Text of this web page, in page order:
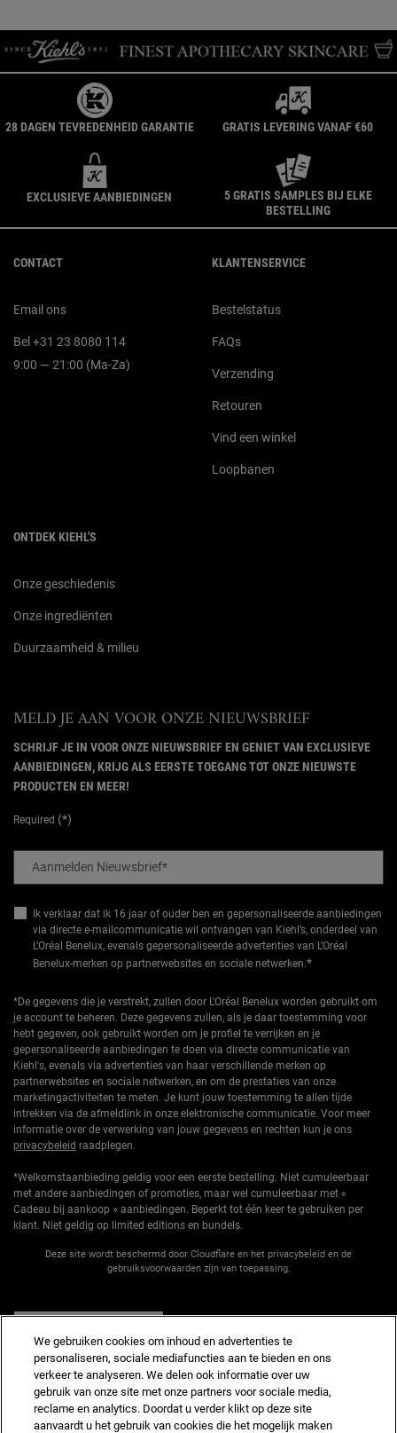
28 DAGEN TEVREDENHEID GARANTIE GRATIS LEVERING VANAF €60
EXCLUSIEVE AANBIEDINGEN
5 GRATIS SAMPLES BIJ ELKE
BESTELLING
CONTACT
Email ons
Bel +31 23 8080 114
9:00 — 21:00 (Ma-Za)
KLANTENSERVICE
Bestelstatus
FAQs
Verzending
Retouren
Vind een winkel
Loopbanen
ONTDEK KIEHL'S
Onze geschiedenis
Onze ingrediënten
Duurzaamheid & milieu
MELD JE AAN VOOR ONZE NIEUWSBRIEF
SCHRIJF JE IN VOOR ONZE NIEUWSBRIEF EN GENIET VAN EXCLUSIEVE
AANBIEDINGEN, KRIJG ALS EERSTE TOEGANG TOT ONZE NIEUWSTE
PRODUCTEN EN MEER!
Required (*)
Aanmelden Nieuwsbrief*
Ik verklaar dat ik 16 jaar of ouder ben en gepersonaliseerde aanbiedingen
via directe e-mailcommunicatie wil ontvangen van Kiehl’s, onderdeel van
L’Oréal Benelux, evenals gepersonaliseerde advertenties van L’Oréal
Benelux-merken op partnerwebsites en sociale netwerken.*
*De gegevens die je verstrekt, zullen door L'Oréal Benelux worden gebruikt om
je account te beheren. Deze gegevens zullen, als je daar toestemming voor
hebt gegeven, ook gebruikt worden om je profiel te verrijken en je
gepersonaliseerde aanbiedingen te doen via directe communicatie van
Kiehl's, evenals via advertenties van haar verschillende merken op
partnerwebsites en sociale netwerken, en om de prestaties van onze
marketingactiviteiten te meten. Je kunt jouw toestemming te allen tijde
intrekken via de afmeldlink in onze elektronische communicatie. Voor meer
informatie over de verwerking van jouw gegevens en rechten kun je ons
privacybeleid raadplegen.
*Welkomstaanbieding geldig voor een eerste bestelling. Niet cumuleerbaar
met andere aanbiedingen of promoties, maar wel cumuleerbaar met «
Cadeau bij aankoop » aanbiedingen. Beperkt tot één keer te gebruiken per
klant. Niet geldig op limited editions en bundels.
Deze site wordt beschermd door Cloudflare en het privacybeleid en de
gebruiksvoorwaarden zijn van toepassing.
Fabrikantinformatie
We gebruiken cookies om inhoud en advertenties te
personaliseren, sociale mediafuncties aan te bieden en ons
verkeer te analyseren. We delen ook informatie over uw
gebruik van onze site met onze partners voor sociale media,
reclame en analytics. Doordat u verder klikt op deze site
aanvaardt u het gebruik van cookies die het mogelijk maken